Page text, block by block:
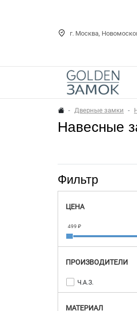
г. Москва,
Дверные замки
Навесные
Фильтр
ЦЕНА
499 ₽
ПРОИЗВОДИТЕЛИ
Ч.А.З.
МАТЕРИАЛ